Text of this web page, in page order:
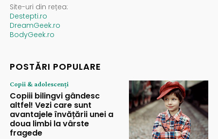
Site-uri din rețea:
Destepti.ro
DreamGeek.ro
BodyGeek.ro
POSTĂRI POPULARE
Copii & adolescenți
Copiii bilingvi gândesc
altfel! Vezi care sunt
avantajele învățării unei a
doua limbi la vârste
fragede